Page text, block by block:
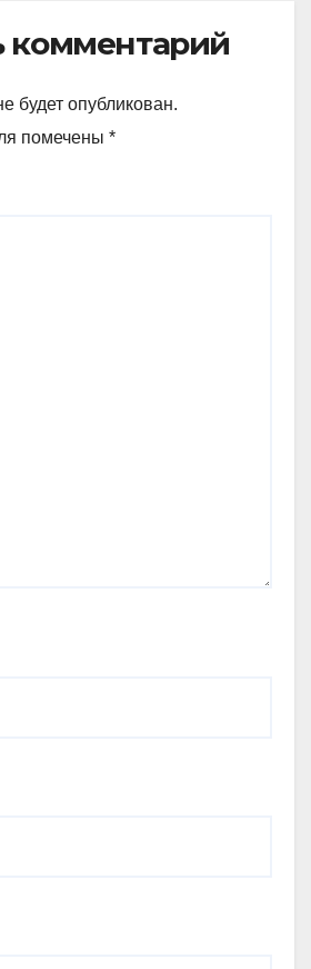
комментарий
будет опубликован.
помечены *